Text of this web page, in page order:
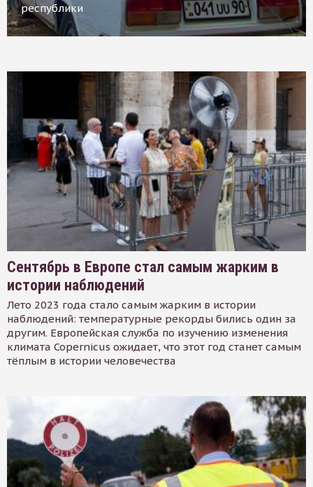
республики
Сентябрь в Европе стал самым жарким в
истории наблюдений
Лето 2023 года стало самым жарким в истории
наблюдений: температурные рекорды бились один за
другим. Европейская служба по изучению изменения
климата Copernicus ожидает, что этот год станет самым
тёплым в истории человечества